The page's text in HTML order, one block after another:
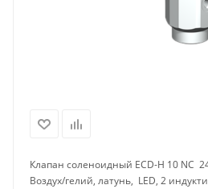
Клапан соленоидный ECD-H 10 NC
Воздух/гелий, латунь, LED, 2